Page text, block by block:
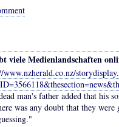
viele Medienlandschaften
www.nzherald.co.nz/
man's father added that his
was any doubt that they